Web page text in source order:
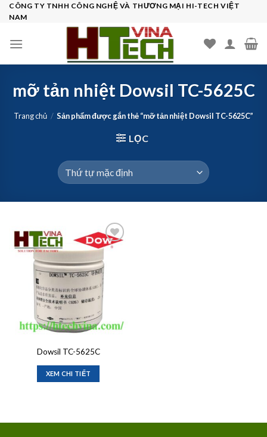
SkipCÔNG TY TNHH CÔNG NGHỆ VÀ THƯƠNG MẠI HI-TECH VIỆT
NAM
mỡ tản nhiệt Dowsil TC-5625C
Trang chủ / Sản phẩm được gắn thẻ “mỡ tản nhiệt Dowsil TC-5625C”
LỌC
Add to
wishlist
Dowsil TC-5625C
XEM CHI TIẾT